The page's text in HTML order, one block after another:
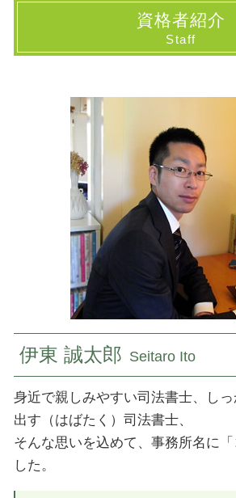
相続放棄手続き 司法書士
土地 相続方法
生前対策 司法書士
家族信託 認知症
民事信託とは 簡単に
家族 信託 危険
民事信託 家族信託 違い
民事信託 費用
家族信託 契約書
家族 信託とは わかりやすく
抵当権抹消 登記
相続 登記
相続 登記費用
所有権 保存登記
表示 登記
相続人申告登記 デメリット
登記 識別 情報
相続登記 委任状
民事信託 小平市 司法書士
登記 埼玉県 司法書士
民事信託 千葉県 司法書士
相続 小平市 司法書士
民事信託 埼玉県 司法書士
登記 山梨県 司法書士
登記 国分寺市 司法書士
登記 東京都 司法書士
相続 神奈川県 司法書士
相続 東京都 司法書士
民事信託 神奈川県 司法書士
民事信託 国立市 司法書士
民事信託 国分寺市 司法書士
資格者紹介
Staff
伊東 誠太郎 Seitaro Ito
身近で親しみやすい司法書士、し
出す（はばたく）司法書士、
そんな思いを込めて、事務所名に
した。